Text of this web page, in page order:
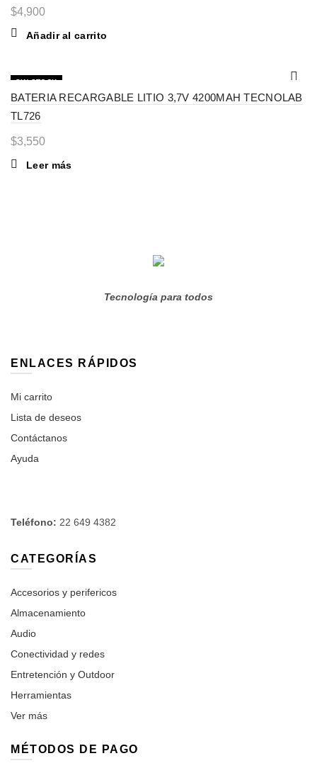
$4,900
Añadir al carrito
SIN STOCK
BATERIA RECARGABLE LITIO 3,7V 4200MAH TECNOLAB
TL726
$3,550
Leer más
Tecnología para todos
ENLACES RÁPIDOS
Mi carrito
Lista de deseos
Contáctanos
Ayuda
Teléfono: 22 649 4382
CATEGORÍAS
Accesorios y perifericos
Almacenamiento
Audio
Conectividad y redes
Entretención y Outdoor
Herramientas
Ver más
MÉTODOS DE PAGO